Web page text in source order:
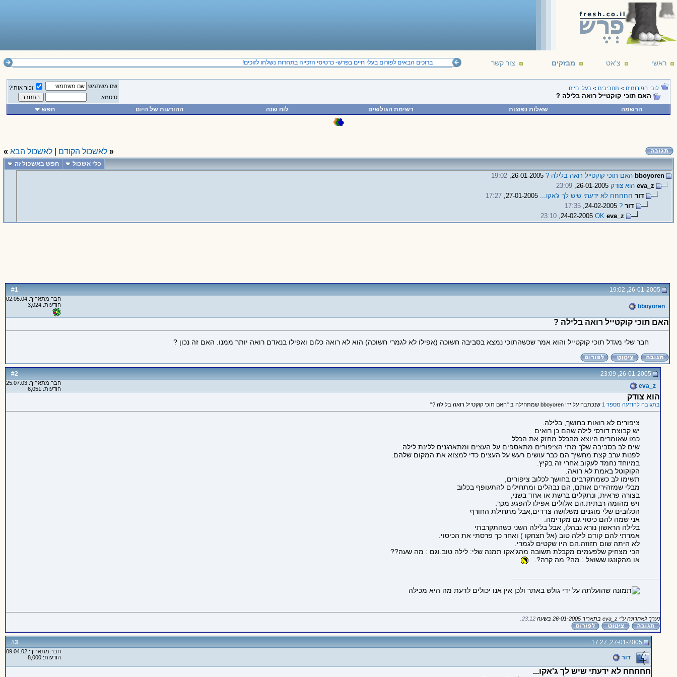
ראשי צ'אט מבזקים צור קשר ברוכים הבאים לפורום בעלי חיים בפרש- כרטיסי הזכייה בתחרות נשלחו לזוכים!
לובי הפורומים > תחביבים > בעלי חיים
האם תוכי קוקטייל רואה בלילה ?
שם משתמש
זכור אותי?
סיסמא
הרשמה שאלות נפוצות רשימת הגולשים לוח שנה ההודעות של היום חפש
« לאשכול הקודם לאשכול הבא »
כלי אשכול חפש באשכול זה
bboyoren האם תוכי קוקטייל רואה בלילה ?26-01-2005,
19:02
eva_z הוא צודק26-01-2005,
23:09
דור חחחחח לא ידעתי שיש לך ג'אקו...
17:27
דור ?
24-02-2005,
17:35
eva_z
OK
24-02-2005,
23:10
#
1 26-01-2005, 19:02
bboyoren
חבר מתאריך: 02.05.04
הודעות: 3,024
האם תוכי קוקטייל רואה בלילה ?
חבר שלי מגדל תוכי קוקטייל והוא אמר שכשהתוכי נמצא בסביבה חשוכה (אפילו לא לגמרי חשוכה) הוא לא רואה כלום ואפילו בנאדם רואה יותר ממנו. האם זה נכון ?
#
2
26-01-2005, 23:09
eva_z
חבר מתאריך: 25.07.03
הודעות: 6,051
הוא צודק
בתגובה להודעה מספר 1 שנכתבה על ידי bboyoren שמתחילה ב "האם תוכי קוקטייל רואה בלילה ?"
ציפורים לא רואות בחושך, בלילה.
יש קבוצת דורסי לילה שהם כן רואים.
כמו שאומרים היוצא מהכלל מחזק את הכלל.
שים לב בסביבה שלך מתי הציפורים מתאספים על העצים ומתארגנים ללינת לילה.
לפנות ערב קצת מחשיך הם כבר עושים רעש על העצים כדי למצוא את המקום שלהם.
במיוחד נחמד לעקוב אחרי זה בקיץ.
הקוקוטל באמת לא רואה.
תשימו לב כשמתקרבים בחושך לכלוב ציפורים,
מבלי שמזהירים אותם, הם נבהלים ומתחילים להתעופף בכלוב
בצורה פראית, ונתקלים ברשת או אחד בשני,
ויש מהומה רבתית.הם אלולים אפילו להפגע מכך.
הכלובים שלי מוגנים משלושה צדדים,אבל מתחילת החורף
אני שמה להם כיסוי גם מקדימה.
בלילה הראשון נורא נבהלו, אבל בלילה השני כשהתקרבתי
אמרתי להם קודם לילה טוב (אל תצחקו ) ואחר כך פרסתי את הכיסוי.
לא היתה שום תזוזה.הם היו שקטים לגמרי.
הכי מצחיק שלפעמים מקבלת תשובה מהג'אקו תמנה שלי: לילה טוב.וגם : מה שעה??
או מהקונגו ששואל : מה? מה קרה?.
נערך לאחרונה ע"י eva_z בתאריך 26-01-2005 בשעה 23:12
.
#
3 27-01-2005, 17:27
דור
חבר מתאריך: 09.04.02
הודעות: 8,000
חחחחח לא ידעתי שיש לך ג'אקו...